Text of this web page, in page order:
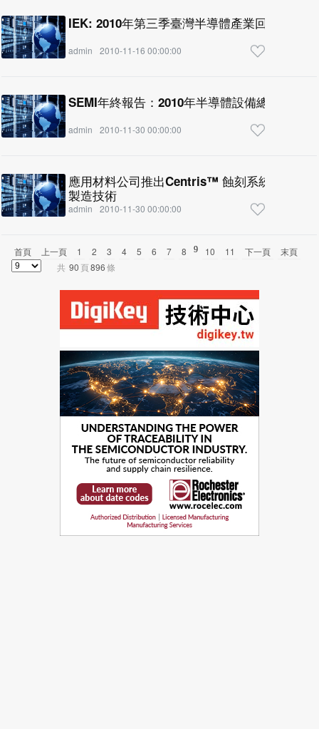
IEK: 2010年第三季臺灣半導體產業回顧與展望
admin 2010-11-16 00:00:00
SEMI年終報告：2010年半導體設備總營收達
admin 2010-11-30 00:00:00
應用材料公司推出Centris™ 蝕刻系統，展開
製造技術
admin 2010-11-30 00:00:00
首頁 上一頁 1 2 3 4 5 6 7 8 9 10 11 下一頁
末頁
共 90 頁896條